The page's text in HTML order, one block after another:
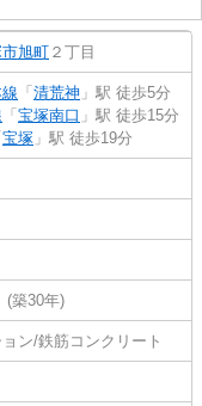
旭町 ２丁目
「 清荒神 」駅 徒歩5分
「 宝塚南口 」駅 徒歩15分
宝塚 」駅 徒歩19分
(築30年)
ン/鉄筋コンクリート